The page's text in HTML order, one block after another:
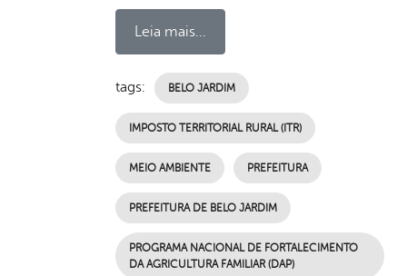
Leia mais...
tags: BELO JARDIM
IMPOSTO TERRITORIAL RURAL (ITR)
MEIO AMBIENTE PREFEITURA
PREFEITURA DE BELO JARDIM
PROGRAMA NACIONAL DE FORTALECIMENTO
DA AGRICULTURA FAMILIAR (DAP)